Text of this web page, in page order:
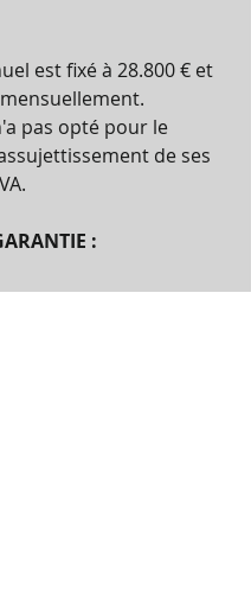
est fixé à 28.800 € et
pas opté pour le
de ses
: